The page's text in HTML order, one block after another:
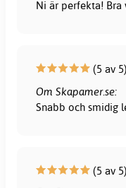
Ni är perfekta! Bra
(5 av
Om Skapamer.se:
Snabb och smidig
(5 av